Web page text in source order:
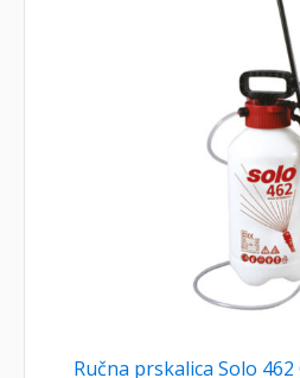
Ručna prskalica Solo